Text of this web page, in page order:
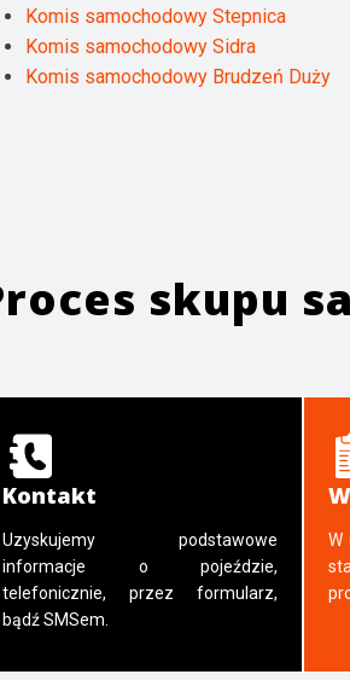
Komis samochodowy Stepnica
Komis samochodowy Sidra
Komis samochodowy Brudzeń Duży
skupu
Kontakt
Uzyskujemy podstawowe
informacje o pojeździe,
telefonicznie, przez formularz,
bądź SMSem.
W